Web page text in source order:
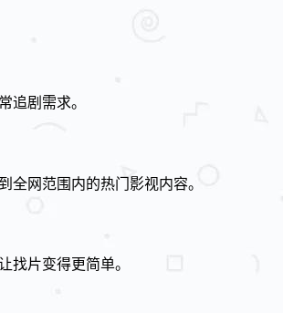
追剧需求。
全网范围内的热门影视内容。
找片变得更简单。